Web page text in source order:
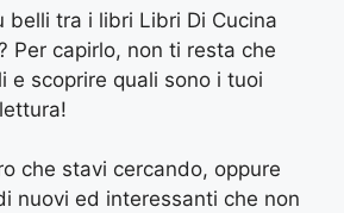
belli tra i libri Libri Di Cucina
Per capirlo, non ti resta che
e scoprire quali sono i tuoi
che stavi cercando, oppure
nuovi ed interessanti che non